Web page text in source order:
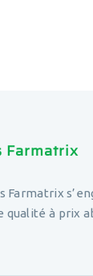
Farmatrix
Farmatrix
qualité à prix